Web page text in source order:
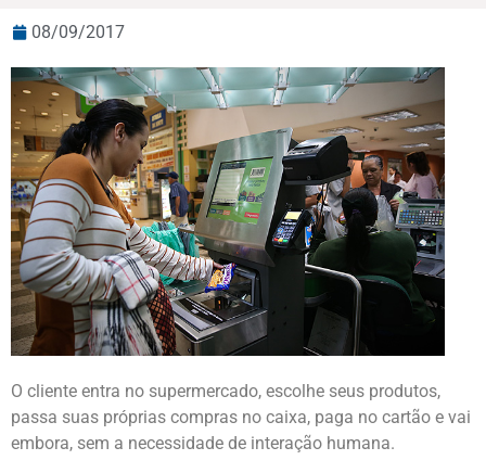
08/09/2017
O cliente entra no supermercado, escolhe seus produtos,
passa suas próprias compras no caixa, paga no cartão e vai
embora, sem a necessidade de interação humana.